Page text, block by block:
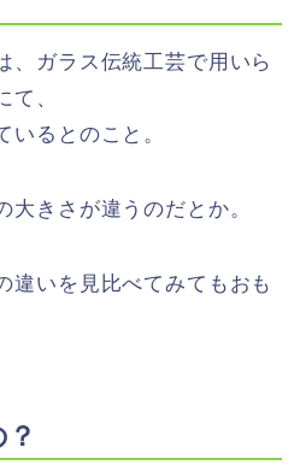
、ガラス伝統工芸で用いら
て、
いるとのこと。
大きさが違うのだとか。
違いを見比べてみてもおも